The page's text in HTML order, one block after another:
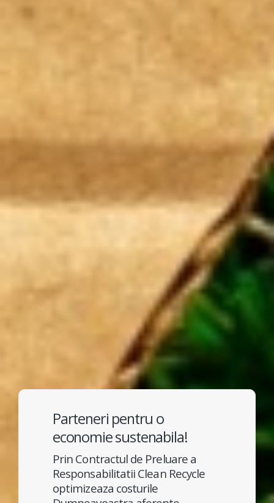
Parteneri pentru o
economie sustenabila!
Prin Contractul de Preluare a
Responsabilitatii Clean Recycle
optimizeaza costurile